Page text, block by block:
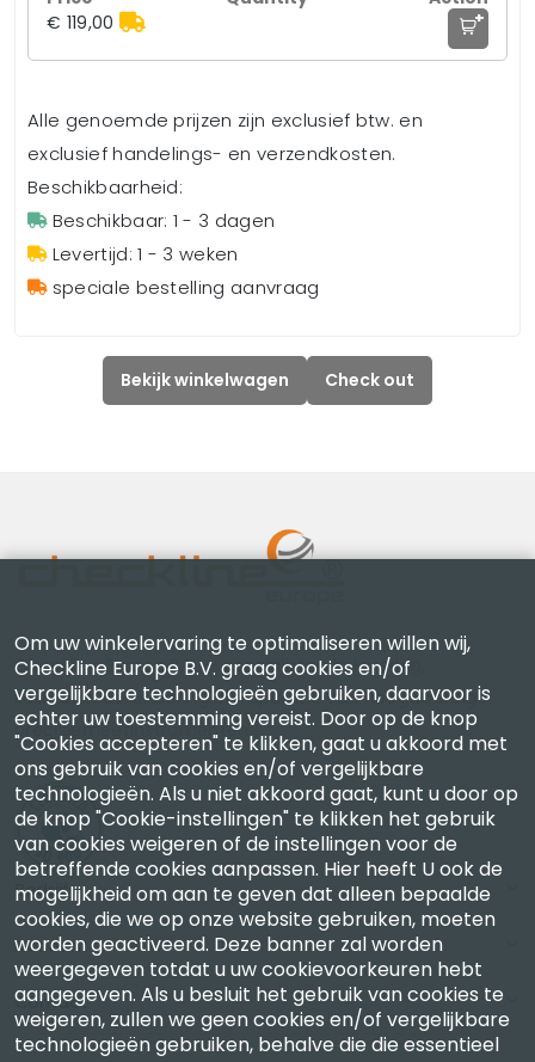
€ 119,00 +
Alle genoemde prijzen zijn exclusief btw. en
exclusief handelings- en verzendkosten.
Beschikbaarheid:
Beschikbaar: 1 - 3 dagen
Levertijd: 1 - 3 weken
speciale bestelling aanvraag
Bekijk winkelwagen Check out
Checkline Europe B.V. — specialisten in levering,
kalibratie, certificering en reparatie van hoogwaardige
precisiemeetinstrumenten.
Bedrijf
Account
Contact
Om uw winkelervaring te optimaliseren willen wij,
Checkline Europe B.V. graag cookies en/of
vergelijkbare technologieën gebruiken, daarvoor is
echter uw toestemming vereist. Door op de knop
"Cookies accepteren" te klikken, gaat u akkoord met
ons gebruik van cookies en/of vergelijkbare
technologieën. Als u niet akkoord gaat, kunt u door op
de knop "Cookie-instellingen" te klikken het gebruik
van cookies weigeren of de instellingen voor de
betreffende cookies aanpassen. Hier heeft U ook de
mogelijkheid om aan te geven dat alleen bepaalde
cookies, die we op onze website gebruiken, moeten
worden geactiveerd. Deze banner zal worden
weergegeven totdat u uw cookievoorkeuren hebt
aangegeven. Als u besluit het gebruik van cookies te
weigeren, zullen we geen cookies en/of vergelijkbare
technologieën gebruiken, behalve die die essentieel